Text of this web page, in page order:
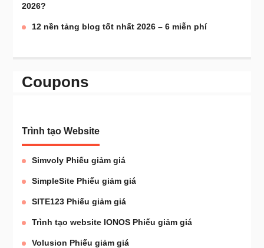
2026?
12 nền tảng blog tốt nhất 2026 – 6 miễn phí
Coupons
Trình tạo Website
Simvoly Phiếu giảm giá
SimpleSite Phiếu giảm giá
SITE123 Phiếu giảm giá
Trình tạo website IONOS Phiếu giảm giá
Volusion Phiếu giảm giá